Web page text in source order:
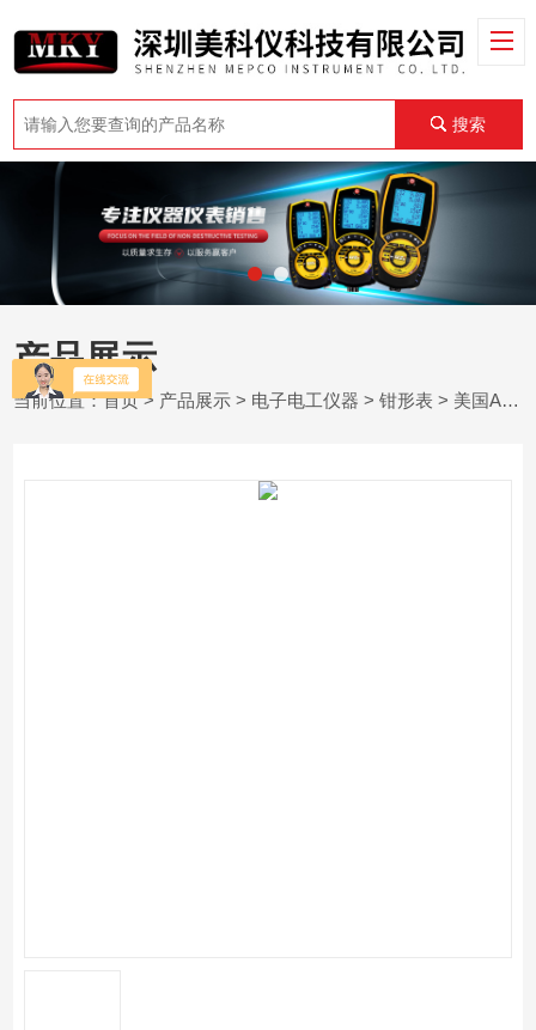
搜索
产品展示
当前位置：首页> 产品展示 > 电子电工仪器 >钳形表 > 美国AEMC 565泄露电流钳形表